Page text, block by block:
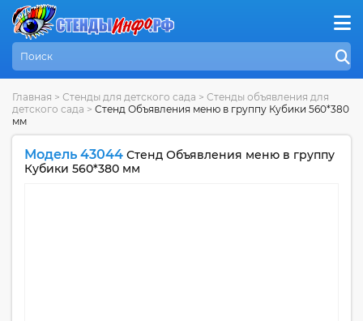
Главная > Стенды для детского сада > Стенды объявления для
детского сада > Стенд Объявления меню в группу Кубики 560*380
мм
Модель 43044 Стенд Объявления меню в группу
Кубики 560*380 мм